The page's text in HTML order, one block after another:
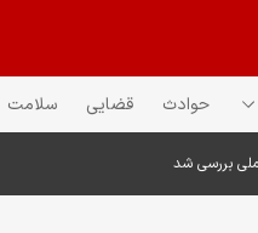
حوادث قضایی سلامت
بررسی شد